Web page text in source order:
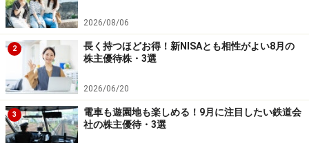
2026/08/06
2
長く持つほどお得！新NISAとも相性がよい8月の
株主優待株・3選
2026/06/20
3
電車も遊園地も楽しめる！9月に注目したい鉄道会
社の株主優待・3選